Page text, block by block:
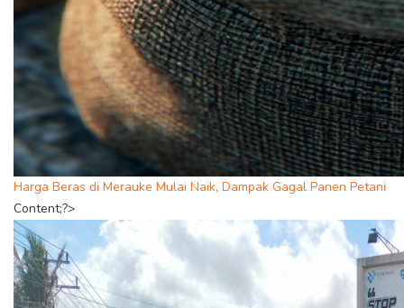
Harga Beras di Merauke Mulai Naik, Dampak Gagal Panen Petani
Content;?>